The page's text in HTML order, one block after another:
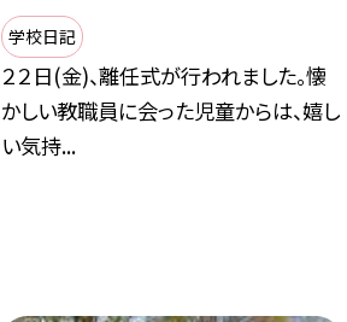
学校日記
２２日(金)、離任式が行われました。懐
かしい教職員に会った児童からは、嬉し
い気持...